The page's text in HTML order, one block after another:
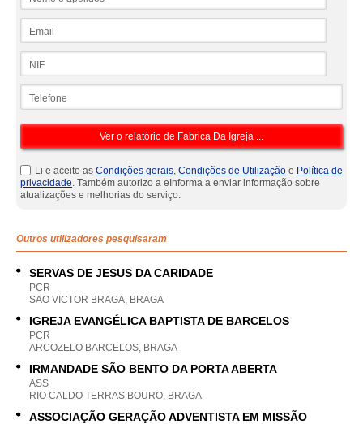
Li e aceito as Condições gerais, Condições de Utilização e Política de
privacidade. Também autorizo a eInforma a enviar informação sobre
atualizações e melhorias do serviço.
Outros utilizadores pesquisaram
SERVAS DE JESUS DA CARIDADE
PCR
SAO VICTOR BRAGA, BRAGA
IGREJA EVANGÉLICA BAPTISTA DE BARCELOS
PCR
ARCOZELO BARCELOS, BRAGA
IRMANDADE SÃO BENTO DA PORTA ABERTA
ASS
RIO CALDO TERRAS BOURO, BRAGA
ASSOCIAÇÃO GERAÇÃO ADVENTISTA EM MISSÃO